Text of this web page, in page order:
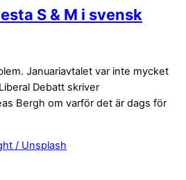
S & M i svensk
Januariavtalet var inte mycket
Debatt skriver
Bergh om varför det är dags för